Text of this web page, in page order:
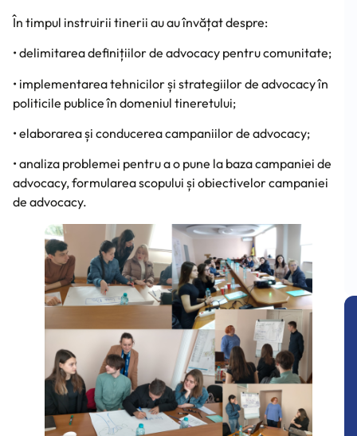
În timpul instruirii tinerii au au învățat despre:
• delimitarea definițiilor de advocacy pentru comunitate;
• implementarea tehnicilor și strategiilor de advocacy în
politicile publice în domeniul tineretului;
• elaborarea și conducerea campaniilor de advocacy;
• analiza problemei pentru a o pune la baza campaniei de
advocacy, formularea scopului și obiectivelor campaniei
de advocacy.